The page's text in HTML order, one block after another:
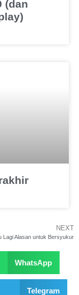
(dan
NEXT
Lagi Alasan untuk Bersyukur
WhatsApp
Telegram